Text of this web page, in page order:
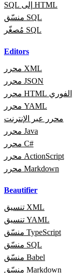
SQL إلى HTML
منسّق SQL
مُصغّر SQL
Editors
محرر XML
محرر JSON
محرر HTML الفوري
محرر YAML
محرر عبر الإنترنت
محرر Java
محرر C#
محرر ActionScript
محرر Markdown
Beautifier
تنسيق XML
تنسيق YAML
منسّق TypeScript
منسّق SQL
منسّق Babel
منسّق Markdown